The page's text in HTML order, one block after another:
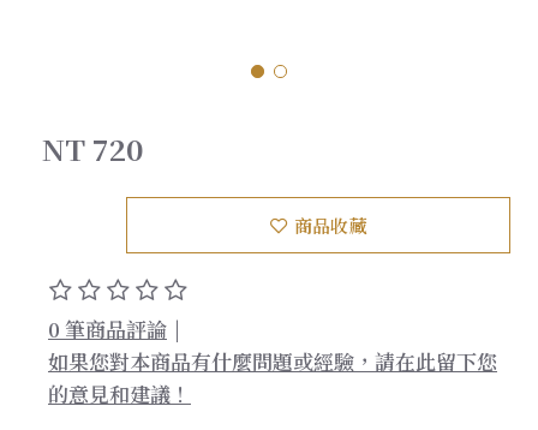
0 筆商品評論 |
如果您對本商品有什麼問題或經驗，請在此留下您
的意見和建議！
NT 720
商品收藏